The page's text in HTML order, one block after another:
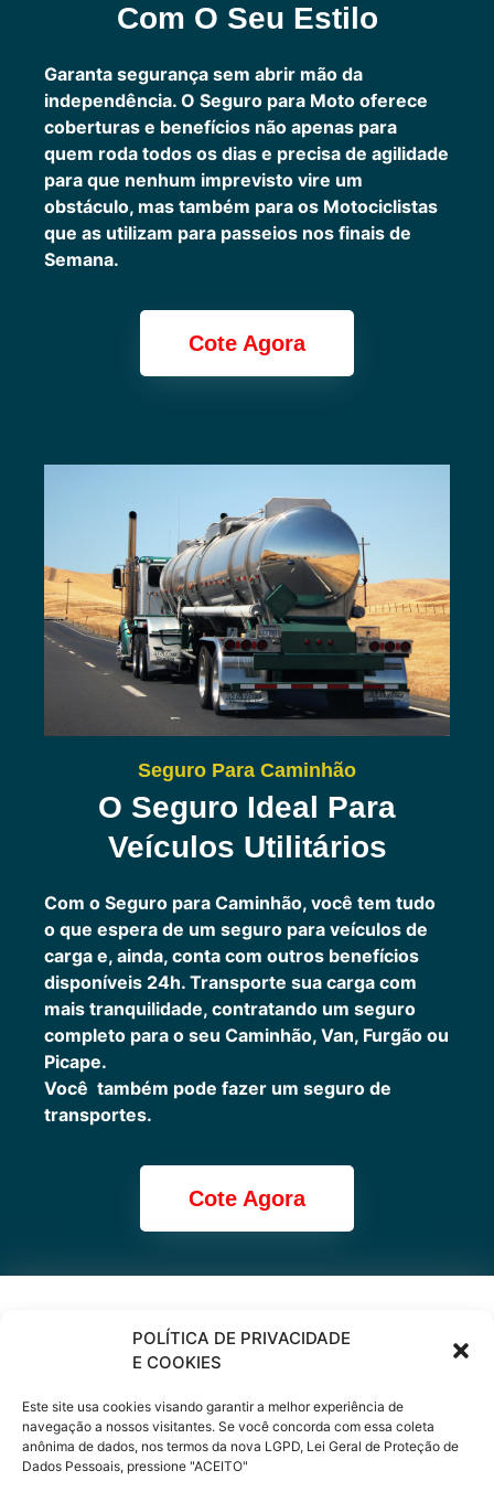
POLÍTICA DE PRIVACIDADE
E COOKIES
Este site usa cookies visando garantir a melhor experiência de
navegação a nossos visitantes. Se você concorda com essa coleta
anônima de dados, nos termos da nova LGPD, Lei Geral de Proteção de
Dados Pessoais, pressione "ACEITO"
Com O Seu Estilo
Garanta segurança sem abrir mão da
independência. O Seguro para Moto oferece
coberturas e benefícios não apenas para
quem roda todos os dias e precisa de agilidade
para que nenhum imprevisto vire um
obstáculo, mas também para os Motociclistas
que as utilizam para passeios nos finais de
Semana.
Cote Agora
Seguro Para Caminhão
O Seguro Ideal Para
Veículos Utilitários
Com o Seguro para Caminhão, você tem tudo
o que espera de um seguro para veículos de
carga e, ainda, conta com outros benefícios
disponíveis 24h. Transporte sua carga com
mais tranquilidade, contratando um seguro
completo para o seu Caminhão, Van, Furgão ou
Picape.
Você também pode fazer um seguro de
transportes.
Cote Agora
Cote online ou
peça via
WhatsApp